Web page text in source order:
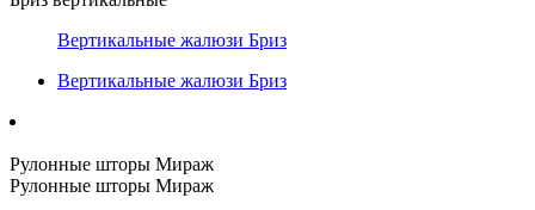
Вертикальные жалюзи Бриз
Вертикальные жалюзи Бриз
Рулонные шторы Мираж
Рулонные шторы Мираж